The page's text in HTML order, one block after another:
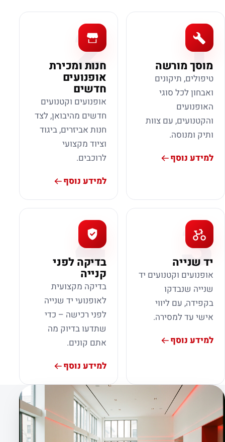
1
מוסך מורשה
טיפולים, תיקונים
ואבחון לכל סוגי
האופנועים
והקטנועים, עם צוות
ותיק ומנוסה.
למידע נוסף
2
חנות ומכירת
אופנועים
חדשים
אופנועים וקטנועים
חדשים מהיבואן, לצד
חנות אביזרים, ביגוד
וציוד מקצועי
לרוכבים.
למידע נוסף
3
יד שנייה
אופנועים וקטנועים יד
שנייה שנבדקו
בקפידה, עם ליווי
אישי עד למסירה.
למידע נוסף
4
בדיקה לפני
קנייה
בדיקה מקצועית
לאופנועי יד שנייה
לפני רכישה – כדי
שתדעו בדיוק מה
אתם קונים.
למידע נוסף